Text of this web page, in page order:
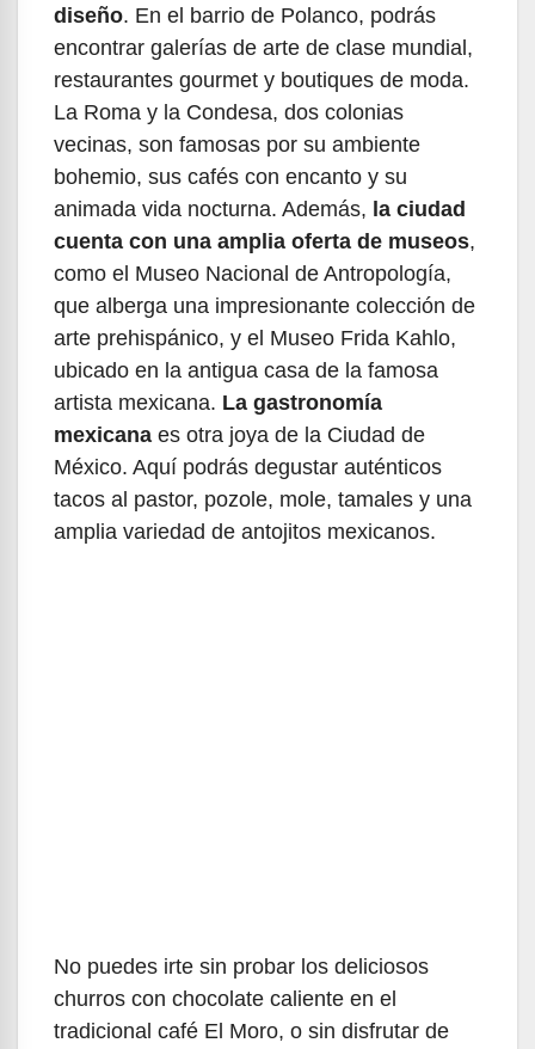
diseño. En el barrio de Polanco, podrás
encontrar galerías de arte de clase mundial,
restaurantes gourmet y boutiques de moda.
La Roma y la Condesa, dos colonias
vecinas, son famosas por su ambiente
bohemio, sus cafés con encanto y su
animada vida nocturna. Además, la ciudad
cuenta con una amplia oferta de museos,
como el Museo Nacional de Antropología,
que alberga una impresionante colección de
arte prehispánico, y el Museo Frida Kahlo,
ubicado en la antigua casa de la famosa
artista mexicana. La gastronomía
mexicana es otra joya de la Ciudad de
México. Aquí podrás degustar auténticos
tacos al pastor, pozole, mole, tamales y una
amplia variedad de antojitos mexicanos.
No puedes irte sin probar los deliciosos
churros con chocolate caliente en el
tradicional café El Moro, o sin disfrutar de